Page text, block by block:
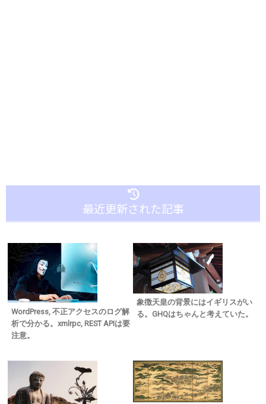
最近更新された記事
WordPress, 不正アクセスのログ解
析で分かる。xmlrpc, REST APIは要
注意。
象徴天皇の背景にはイギリスがい
る。GHQはちゃんと考えていた。